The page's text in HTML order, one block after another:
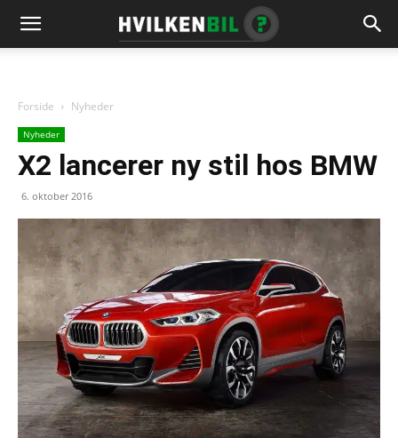
Forside Nyheder
Nyheder
X2 lancerer ny stil hos BMW
6. oktober 2016